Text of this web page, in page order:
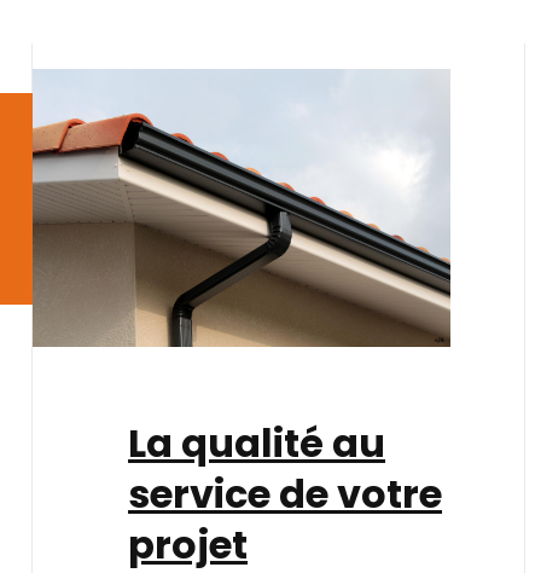
La qualité au
service de votre
projet